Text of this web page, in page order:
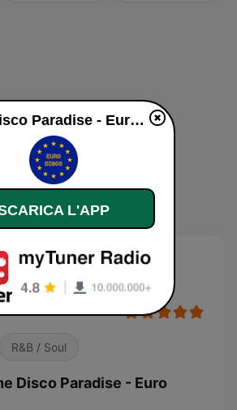
- Euro
R&B / Soul
Disco Paradise - Euro
The Disco Paradise - Euro Disco diretta
L'APP